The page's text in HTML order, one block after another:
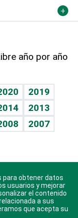
año por año
2019
2013
2007
Android, iOS y
para obtener datos
usuarios y mejorar
el contenido
a sus
que acepta su